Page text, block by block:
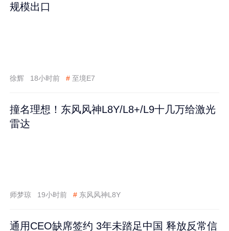
规模出口
徐辉 18小时前 # 至境E7
撞名理想！东风风神L8Y/L8+/L9十几万给激光
雷达
师梦琼 19小时前 # 东风风神L8Y
通用CEO缺席签约 3年未踏足中国 释放反常信